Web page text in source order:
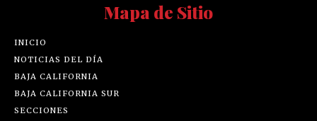
Mapa de Sitio
INICIO
NOTICIAS DEL DÍA
BAJA CALIFORNIA
BAJA CALIFORNIA SUR
SECCIONES